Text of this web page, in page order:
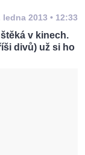
ledna 2013 • 12:33
v kinech.
divů) už si ho